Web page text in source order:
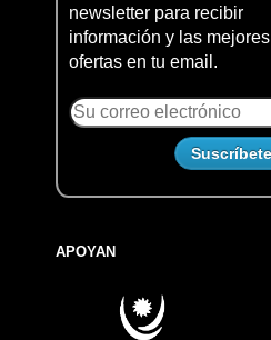
newsletter para recibir
información y las mejores
ofertas en tu email.
APOYAN